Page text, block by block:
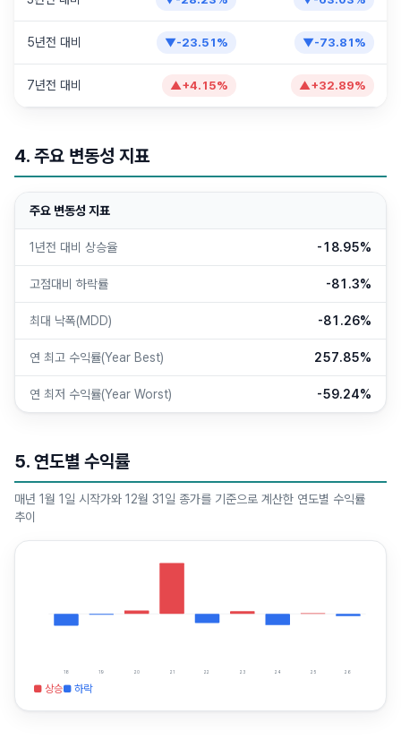
5년전 대비 ▼-23.51 % ▼-73.81 %
7년전 대비 ▲+4.15% ▲+32.89%
4. 주요 변동성 지표
주요 변동성 지표
1년전 대비 상승율 -18.95%
고점대비 하락률 -81.3%
최대 낙폭(MDD) -81.26%
연 최고 수익률(Year Best) 257.85%
연 최저 수익률(Year Worst) -59.24%
5. 연도별 수익률
매년 1월 1일 시작가와 12월 31일 종가를 기준으로 계산한 연도별 수익률
추이
18 19 20 21 22 23 24 25 26
■ 상승■ 하락